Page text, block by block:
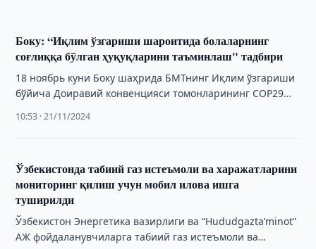
Боку: “Иқлим ўзгариши шароитида болаларнинг
соғлиққа бўлган ҳуқуқларини таъминлаш" тадбири
18 ноябрь куни Боку шаҳрида БМТнинг Иқлим ўзгариши
бўйича Доиравий конвенцияси томонларининг COP29
бўлиб …
10:53 · 21/11/2024
Ўзбекистонда табиий газ истеъмоли ва харажатларини
мониторинг қилиш учун мобил илова ишга
туширилди
Ўзбекистон Энергетика вазирлиги ва “Hududgazta’minot”
АЖ фойдаланувчиларга табиий газ истеъмоли ва